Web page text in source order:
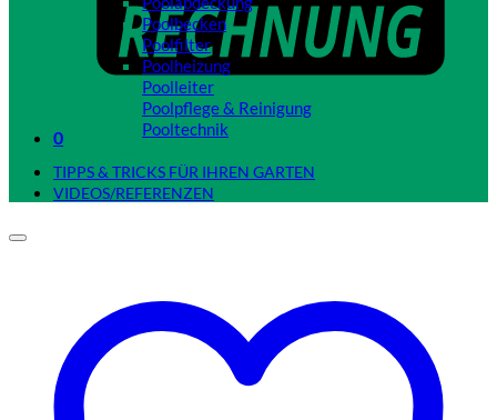
0
Poolbecken
Poolfilter
Poolheizung
Poolleiter
Poolpflege & Reinigung
Pooltechnik
TIPPS & TRICKS FÜR IHREN GARTEN
VIDEOS/REFERENZEN